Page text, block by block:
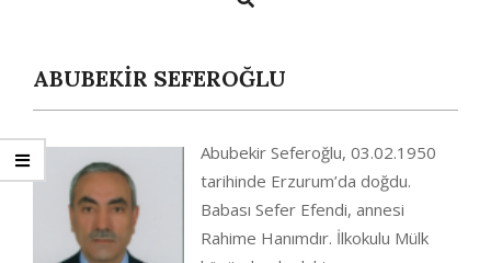
ABUBEKİR SEFEROĞLU
Abubekir Seferoğlu, 03.02.1950
tarihinde Erzurum’da doğdu.
Babası Sefer Efendi, annesi
Rahime Hanımdır. İlkokulu Mülk